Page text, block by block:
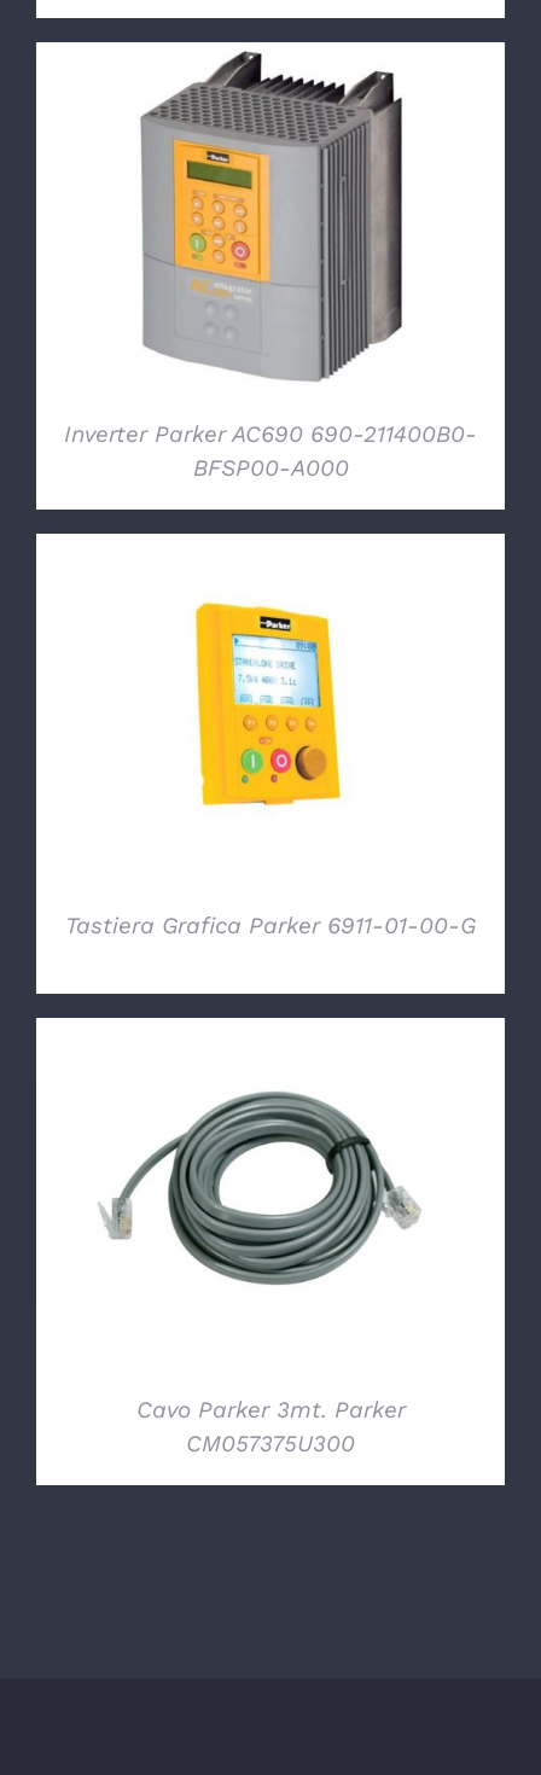
DETTAGLI
Inverter Parker AC690 690-211400B0-
BFSP00-A000
DETTAGLI
Tastiera Grafica Parker 6911-01-00-G
Cavo Parker 3mt. Parker
CM057375U300